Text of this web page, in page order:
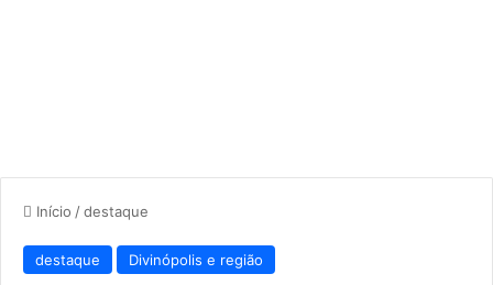
Início /destaque
destaque Divinópolis e região